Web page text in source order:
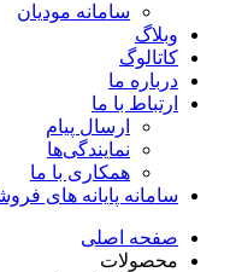
سامانه مودیان
وبلاگ
کاتالوگ
درباره ما
ارتباط با ما
ارسال پیام
نمایندگی‌ها
همکاری با ما
سامانه پایانه های
صفحه اصلی
محصولات